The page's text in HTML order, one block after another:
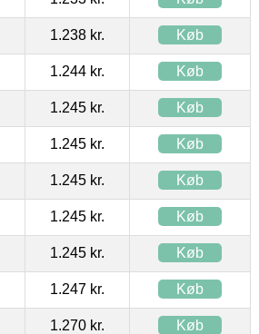
1.238 kr. Køb
1.244 kr. Køb
1.245 kr. Køb
1.245 kr. Køb
1.245 kr. Køb
1.245 kr. Køb
1.245 kr. Køb
1.247 kr. Køb
1.270 kr. Køb